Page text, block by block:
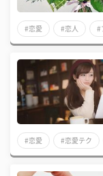
#恋愛 #恋人 #
#恋愛 #恋愛テク